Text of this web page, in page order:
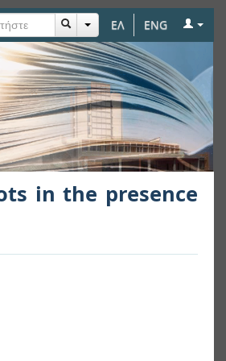
ΕΛ ENG
of angular
in the presence